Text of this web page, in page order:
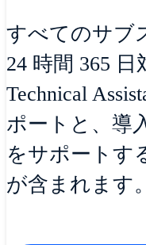
すべてのサブ
24 時間 365 日
Technical
ポートと、導
をサポートす
が含まれます。